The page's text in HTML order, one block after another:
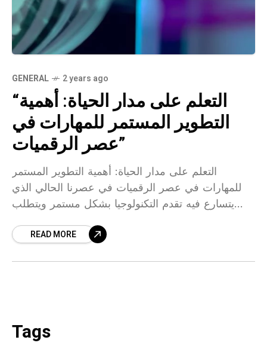
GENERAL 2 years ago
“التعلم على مدار الحياة: أهمية
التطوير المستمر للمهارات في
عصر الرقميات”
التعلم على مدار⁤ الحياة: أهمية التطوير المستمر
للمهارات في عصر الرقميات في عصرنا الحالي الذي
يتسارع فيه تقدم التكنولوجيا بشكل مستمر ويتطلب
أصبحREAD MORE
Tags